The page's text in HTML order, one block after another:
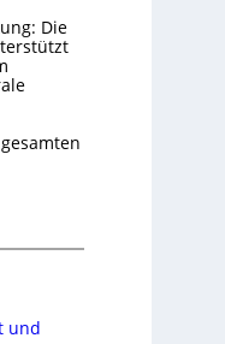
Die
und